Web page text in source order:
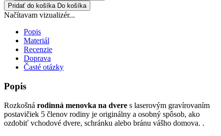
Pridať do košíka Do košíka
Načítavam vizualizér...
Popis
Materiál
Recenzie
Doprava
Časté otázky
Popis
Rozkošná rodinná menovka na dvere s laserovým gravírovaním
postavičiek 5 členov rodiny je originálny a osobný spôsob, ako
ozdobiť vchodové dvere, schránku alebo bránu vášho domova. .